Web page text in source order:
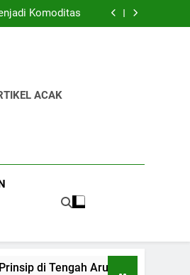
Komoditas
Kampus
Orang Tua
ACAK
di Tengah Arus Pertemanan